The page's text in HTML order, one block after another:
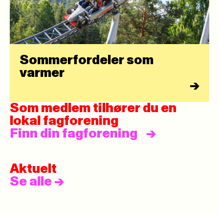
Sommerfordeler som
varmer
->
Som medlem tilhører du en
lokal fagforening
Finn din fagforening
Aktuelt
Se alle ->